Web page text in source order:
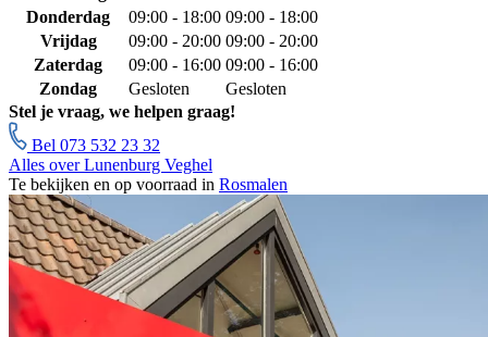
Donderdag
09:00 - 18:00 09:00 - 18:00
Vrijdag
09:00 - 20:00 09:00 - 20:00
Zaterdag
09:00 - 16:00 09:00 - 16:00
Zondag
Gesloten
Gesloten
Stel je vraag, we helpen graag!
Bel 073 532 23 32
Alles over Lunenburg Veghel
Te bekijken en op voorraad in Rosmalen